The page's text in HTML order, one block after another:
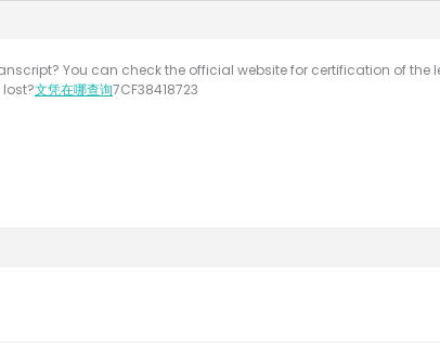
You can check the official website for certification of the
文凭在哪查询7CF38418723